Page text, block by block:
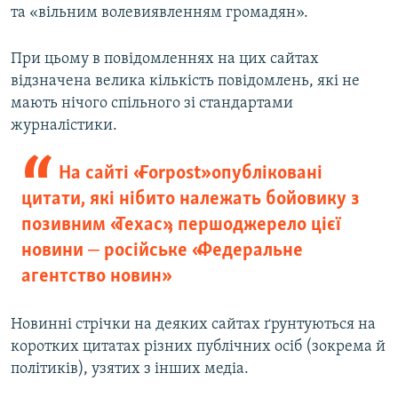
та «вільним волевиявленням громадян».
При цьому в повідомленнях на цих сайтах
відзначена велика кількість повідомлень, які не
мають нічого спільного зі стандартами
журналістики.
На сайті «Forpost» опубліковані
цитати, які нібито належать бойовику з
позивним «Техас», першоджерело цієї
новини ‒ російське «Федеральне
агентство новин»
Новинні стрічки на деяких сайтах ґрунтуються на
коротких цитатах різних публічних осіб (зокрема й
політиків), узятих з інших медіа.